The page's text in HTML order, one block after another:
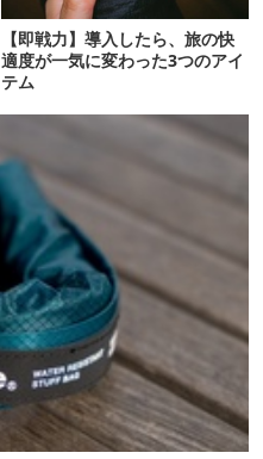
【即戦力】導入したら、旅の快
適度が一気に変わった3つのアイ
テム